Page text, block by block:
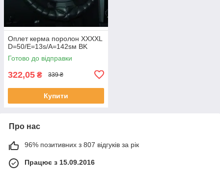
Оплет керма поролон XXXXL
D=50/E=13s/A=142sм BK
Готово до відправки
322,05 ₴ 339 ₴
Купити
Про нас
96% позитивних з 807 відгуків за рік
Працює з 15.09.2016